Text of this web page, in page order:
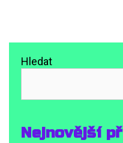
Hledat
Nejnovější